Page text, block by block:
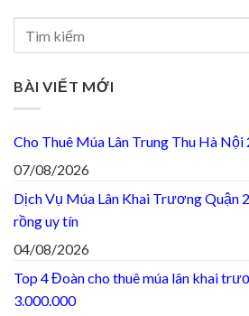
BÀI VIẾT MỚI
Cho Thuê Múa Lân Trung Thu Hà Nội
07/08/2026
Dịch Vụ Múa Lân Khai Trương Quận
rồng uy tín
04/08/2026
Top 4 Đoàn cho thuê múa lân khai
3.000.000